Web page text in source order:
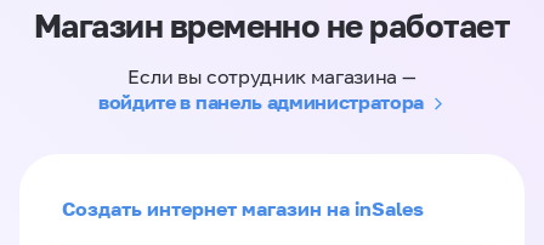
Магазин временно не работает
Если вы сотрудник магазина —
войдите в панель администратора
Создать интернет магазин на inSales